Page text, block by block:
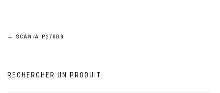
Navigation
l’article
← SCANIA P270DB
RECHERCHER UN PRODUIT